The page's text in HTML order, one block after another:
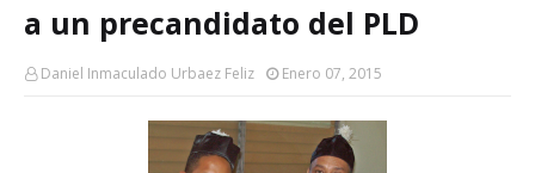
Daniel Inmaculado Urbaez Feliz Enero 07, 2015